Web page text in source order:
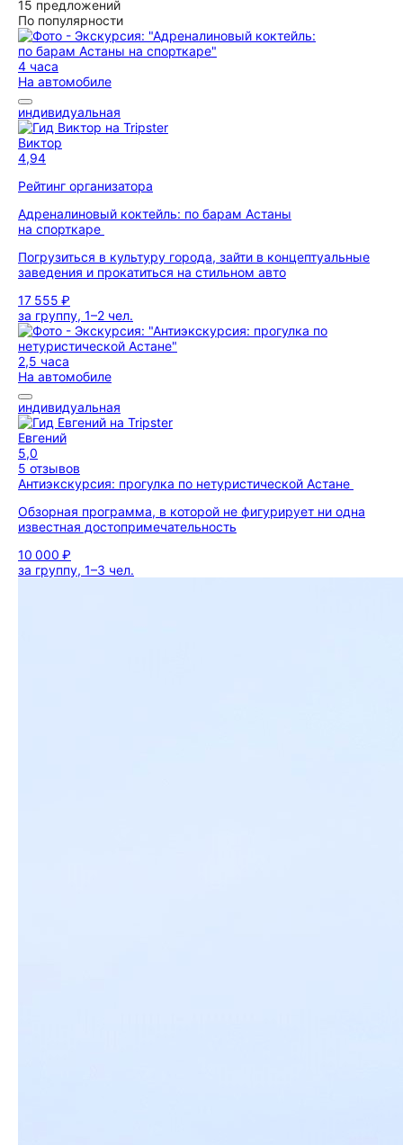
15 предложений
По популярности
4 часа
На автомобиле
индивидуальная
Виктор
4,94
Рейтинг организатора
Адреналиновый коктейль: по барам Астаны
на спорткаре
Погрузиться в культуру города, зайти в концептуальные
заведения и прокатиться на стильном авто
17 555 ₽
за группу, 1–2 чел.
2,5 часа
На автомобиле
индивидуальная
Евгений
5,0
5 отзывов
Антиэкскурсия: прогулка по нетуристической Астане
Обзорная программа, в которой не фигурирует ни одна
известная достопримечательность
10 000 ₽
за группу, 1–3 чел.